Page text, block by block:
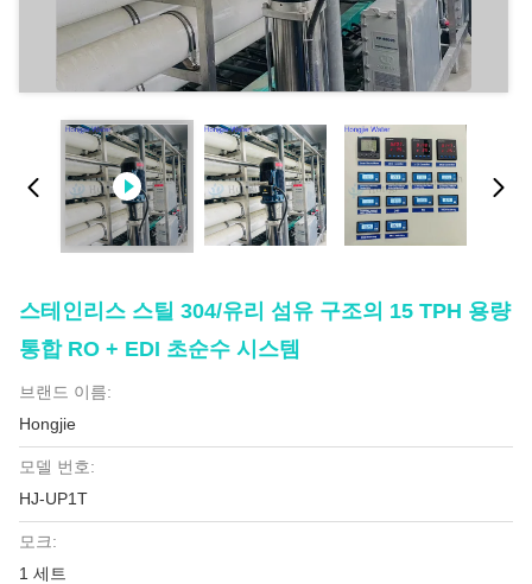
스테인리스 스틸 304/유리 섬유 구조의 15 TPH 용량
통합 RO + EDI 초순수 시스템
브랜드 이름:
Hongjie
모델 번호:
HJ-UP1T
모크:
1 세트